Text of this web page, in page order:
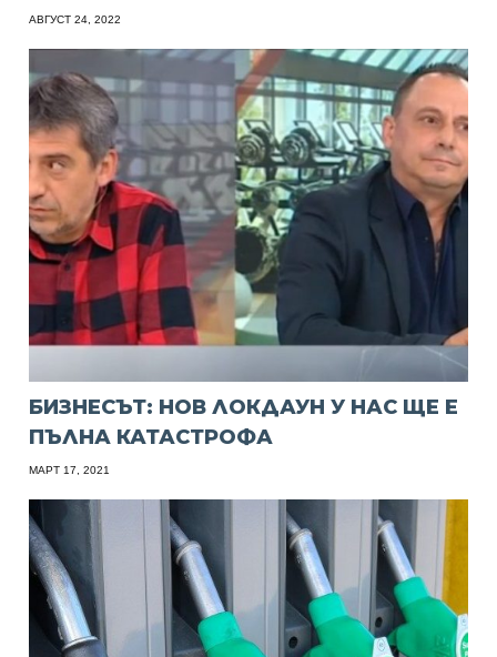
АВГУСТ 24, 2022
БИЗНЕСЪТ: НОВ ЛОКДАУН У НАС ЩЕ Е
ПЪЛНА КАТАСТРОФА
МАРТ 17, 2021